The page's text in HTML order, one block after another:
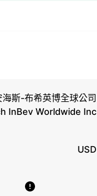
海斯-布希英博全球公司
InBev Worldwide Inc
USD